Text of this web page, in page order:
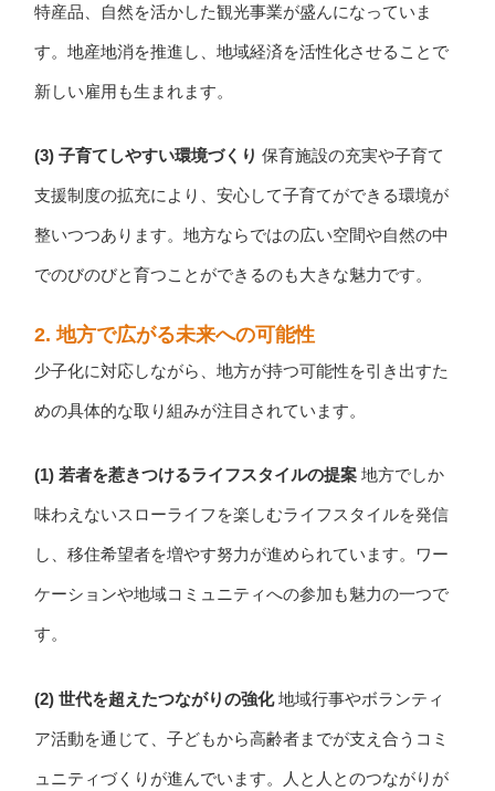
特産品、自然を活かした観光事業が盛んになっていま
す。地産地消を推進し、地域経済を活性化させることで
新しい雇用も生まれます。
(3) 子育てしやすい環境づくり 保育施設の充実や子育て
支援制度の拡充により、安心して子育てができる環境が
整いつつあります。地方ならではの広い空間や自然の中
でのびのびと育つことができるのも大きな魅力です。
2. 地方で広がる未来への可能性
少子化に対応しながら、地方が持つ可能性を引き出すた
めの具体的な取り組みが注目されています。
(1) 若者を惹きつけるライフスタイルの提案 地方でしか
味わえないスローライフを楽しむライフスタイルを発信
し、移住希望者を増やす努力が進められています。ワー
ケーションや地域コミュニティへの参加も魅力の一つで
す。
(2) 世代を超えたつながりの強化地域行事やボランティ
ア活動を通じて、子どもから高齢者までが支え合うコミ
ュニティづくりが進んでいます。人と人とのつながりが